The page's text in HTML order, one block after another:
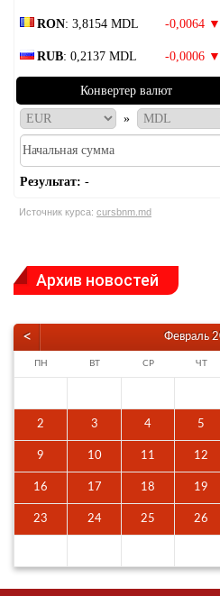
RON: 3,8154 MDL -0,0064 ▼
RUB: 0,2137 MDL -0,0006 ▼
Конвертер валют
»
Результат: -
Источник курса: cursbnm.md
Архив новостей
< Февраль
ПН ВТ СР ЧТ
2 3 4 5
9 10 11 12
16 17 18 19
23 24 25 26